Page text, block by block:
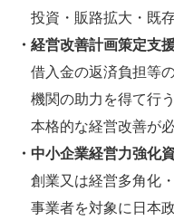
投資・販路拡大・既
・経営改善計画策定支
借入金の返済負担等
機関の助力を得て行
本格的な経営改善が
・中小企業経営力強化
創業又は経営多角化
事業者を対象に日本